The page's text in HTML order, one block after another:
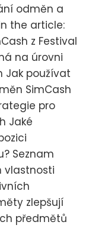
odměn a
the article:
z Festival
na úrovni
Jak používat
SimCash
pro
Jaké
Seznam
vlastnosti
zlepšují
předmětů